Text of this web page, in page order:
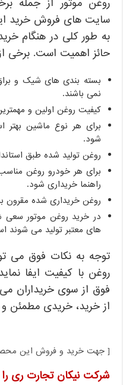
روغن موتور از جمله
سایت های فروش خرید
به طور کلی در هنگام
حائز اهمیت است. برخی از
بسته بندی های شیک و
نمی باشند.
کیفیت روغن اولین و
برای هر نوع ماشین
شود.
روغن تولید شده طبق
برای هر خودرو روغن
راهنما خریداری شود.
روغن خریداری شده مقرون
در خرید روغن موتور
های معتبر تولید می شوند
توجه به نکات فوق می
روغن با کیفیت ایفا
فوق از سوی خریداران
از خرید، خریدی مطمئن
[ جهت خرید و فروش این
شرکت نیکان تجارت ری را